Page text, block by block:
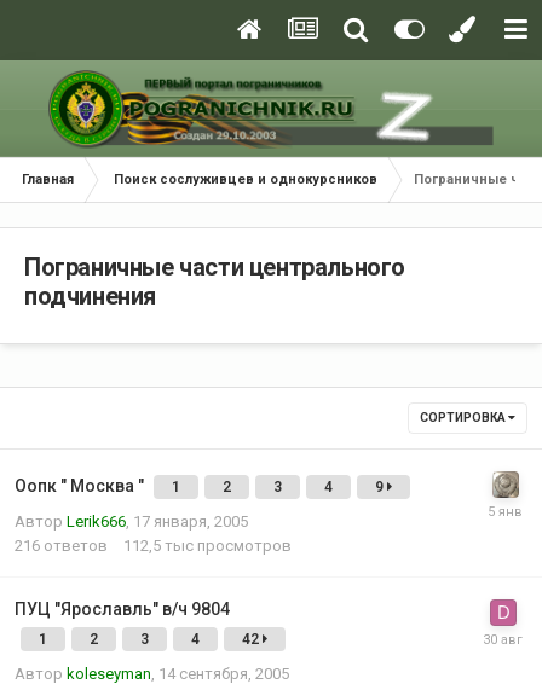
Главная Поиск сослуживцев и однокурсников Пограничные
Пограничные части центрального
подчинения
СОРТИРОВКА
Оопк " Москва " 1 2 3 4 9
Автор Lerik666 17 января, 2005
216 ответов 112,5 тыс просмотров
ПУЦ "Ярославль" в/ч 9804
1 2 3 4 42
Автор koleseyman 14 сентября, 2005